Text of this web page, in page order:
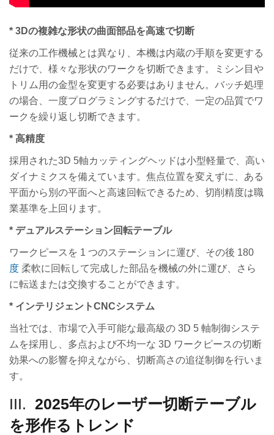
* 3Dの複雑な形状の曲面部品を高速で切断
従来の工作機械とは異なり、本機は内蔵の手順を変更する
だけで、様々な形状のワークを切断できます。ミシン目や
トリム用の金型を変更する必要はありません。バッチ処理
の場合、一度プログラミングするだけで、一定の品質でワ
ークを繰り返し切断できます。
* 高精度
採用された3D 5軸カッティングヘッドは小型軽量で、高い
ダイナミクスを備えています。焦点位置を変えずに、ある
平面から別の平面へと高速回転できるため、切削精度は職
業基準を上回ります。
* デュアルステーション回転テーブル
ワークピースを 1 つのステーションに運び、その後 180
度 柔軟に回転して完成した部品を機械の外に運び、さら
に転送または交換することができます。
* インテリジェントCNCシステム
当社では、市場で入手可能な最高級の 3D 5 軸制御システ
ムを採用し、多点および不均一な 3D ワークピースの切断
効果への影響を抑えながら、切断高さの追従制御を行いま
す。
III. 2025年のレーザー切断テーブル
を形作るトレンド